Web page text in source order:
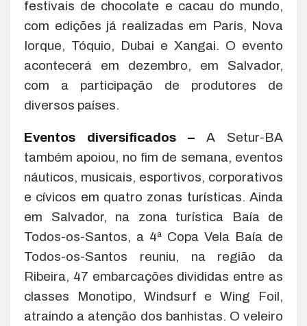
festivais de chocolate e cacau do mundo,
com edições já realizadas em Paris, Nova
Iorque, Tóquio, Dubai e Xangai. O evento
acontecerá em dezembro, em Salvador,
com a participação de produtores de
diversos países.
Eventos diversificados – A Setur-BA
também apoiou, no fim de semana, eventos
náuticos, musicais, esportivos, corporativos
e cívicos em quatro zonas turísticas. Ainda
em Salvador, na zona turística Baía de
Todos-os-Santos, a 4ª Copa Vela Baía de
Todos-os-Santos reuniu, na região da
Ribeira, 47 embarcações divididas entre as
classes Monotipo, Windsurf e Wing Foil,
atraindo a atenção dos banhistas. O veleiro